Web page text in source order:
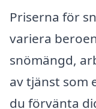
Priserna för
variera
snömängd,
av tjänst som
du förvänta